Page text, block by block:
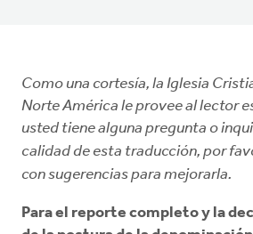
Como una cortesía, la Iglesia
Norte América le provee al lector
usted tiene alguna pregunta o
calidad de esta traducción, por
con sugerencias para mejorarla.
Para el reporte completo y la